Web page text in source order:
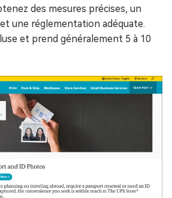
des mesures précises, un
une réglementation adéquate.
et prend généralement 5 à 10